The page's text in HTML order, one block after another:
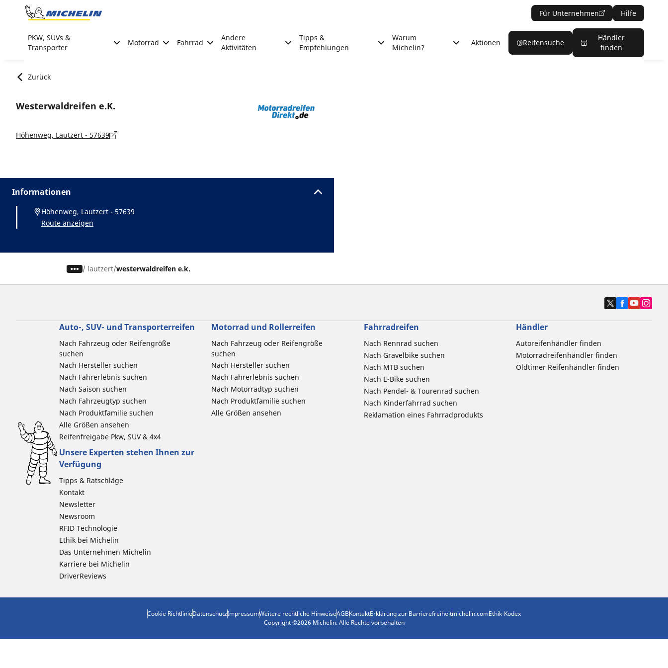
Go to page content
Für Unternehmen Hilfe
PKW, SUVs &
Transporter
Motorrad Fahrrad
Andere
Aktivitäten
Tipps &
Empfehlungen
Warum
Michelin?
Aktionen Reifensuche
Händler
finden
Zurück
Westerwaldreifen e.K.
Höhenweg, Lautzert - 57639
Informationen
Höhenweg, Lautzert - 57639
Route anzeigen
/ lautzert westerwaldreifen e.k.
Auto-, SUV- und Transporterreifen
Nach Fahrzeug oder Reifengröße
suchen
Nach Hersteller suchen
Nach Fahrerlebnis suchen
Nach Saison suchen
Nach Fahrzeugtyp suchen
Nach Produktfamilie suchen
Alle Größen ansehen
Reifenfreigabe Pkw, SUV & 4x4
Motorrad und Rollerreifen
Nach Fahrzeug oder Reifengröße
suchen
Nach Hersteller suchen
Nach Fahrerlebnis suchen
Nach Motorradtyp suchen
Nach Produktfamilie suchen
Alle Größen ansehen
Fahrradreifen
Nach Rennrad suchen
Nach Gravelbike suchen
Nach MTB suchen
Nach E-Bike suchen
Nach Pendel- & Tourenrad suchen
Nach Kinderfahrrad suchen
Reklamation eines Fahrradprodukts
Händler
Autoreifenhändler finden
Motorradreifenhändler finden
Oldtimer Reifenhändler finden
Unsere Experten stehen Ihnen zur
Verfügung
Tipps & Ratschläge
Kontakt
Newsletter
Newsroom
RFID Technologie
Ethik bei Michelin
Das Unternehmen Michelin
Karriere bei Michelin
DriverReviews
Cookie RichtlinieDatenschutzImpressumWeitere rechtliche HinweiseAGBKontaktErklärung zur Barrierefreiheitmichelin.comEthik-Kodex
Copyright ©2026 Michelin. Alle Rechte vorbehalten